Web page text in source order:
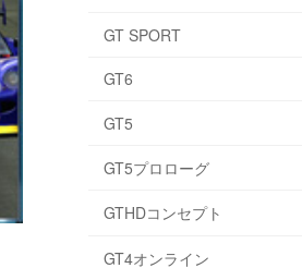
GT SPORT
GT6
GT5
GT5プロローグ
GTHDコンセプト
GT4オンライン